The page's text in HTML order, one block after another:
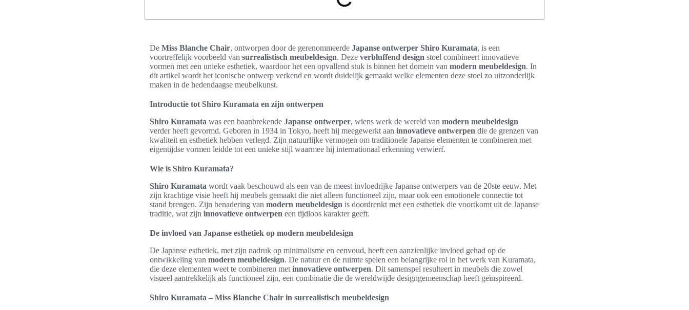
De Miss Blanche Chair, ontworpen door de gerenommeerde Japanse ontwerper Shiro Kuramata, is een
voortreffelijk voorbeeld van surrealistisch meubeldesign. Deze verbluffend design stoel combineert innovatieve
vormen met een unieke esthetiek, waardoor het een opvallend stuk is binnen het domein van modern meubeldesign. In
dit artikel wordt het iconische ontwerp verkend en wordt duidelijk gemaakt welke elementen deze stoel zo uitzonderlijk
maken in de hedendaagse meubelkunst.
Introductie tot Shiro Kuramata en zijn ontwerpen
Shiro Kuramata was een baanbrekende Japanse ontwerper, wiens werk de wereld van modern meubeldesign
verder heeft gevormd. Geboren in 1934 in Tokyo, heeft hij meegewerkt aan innovatieve ontwerpen die de grenzen van
kwaliteit en esthetiek hebben verlegd. Zijn natuurlijke vermogen om traditionele Japanse elementen te combineren met
eigentijdse vormen leidde tot een unieke stijl waarmee hij internationaal erkenning verwierf.
Wie is Shiro Kuramata?
Shiro Kuramata wordt vaak beschouwd als een van de meest invloedrijke Japanse ontwerpers van de 20ste eeuw. Met
zijn krachtige visie heeft hij meubels gemaakt die niet alleen functioneel zijn, maar ook een emotionele connectie tot
stand brengen. Zijn benadering van modern meubeldesign is doordrenkt met een esthetiek die voortkomt uit de Japanse
traditie, wat zijn innovatieve ontwerpen een tijdloos karakter geeft.
De invloed van Japanse esthetiek op modern meubeldesign
De Japanse esthetiek, met zijn nadruk op minimalisme en eenvoud, heeft een aanzienlijke invloed gehad op de
ontwikkeling van modern meubeldesign. De natuur en de ruimte spelen een belangrijke rol in het werk van Kuramata,
die deze elementen weet te combineren met innovatieve ontwerpen. Dit samenspel resulteert in meubels die zowel
visueel aantrekkelijk als functioneel zijn, een combinatie die de wereldwijde designgemeenschap heeft geïnspireerd.
Shiro Kuramata – Miss Blanche Chair in surrealistisch meubeldesign